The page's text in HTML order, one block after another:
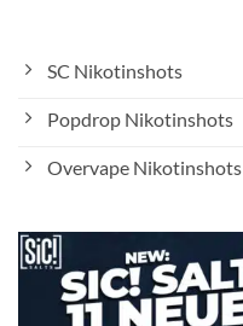
SC Nikotinshots
Popdrop Nikotinshots
Overvape Nikotinshots